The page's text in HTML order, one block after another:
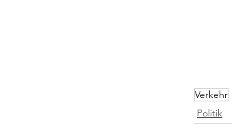
Verkehr
Politik